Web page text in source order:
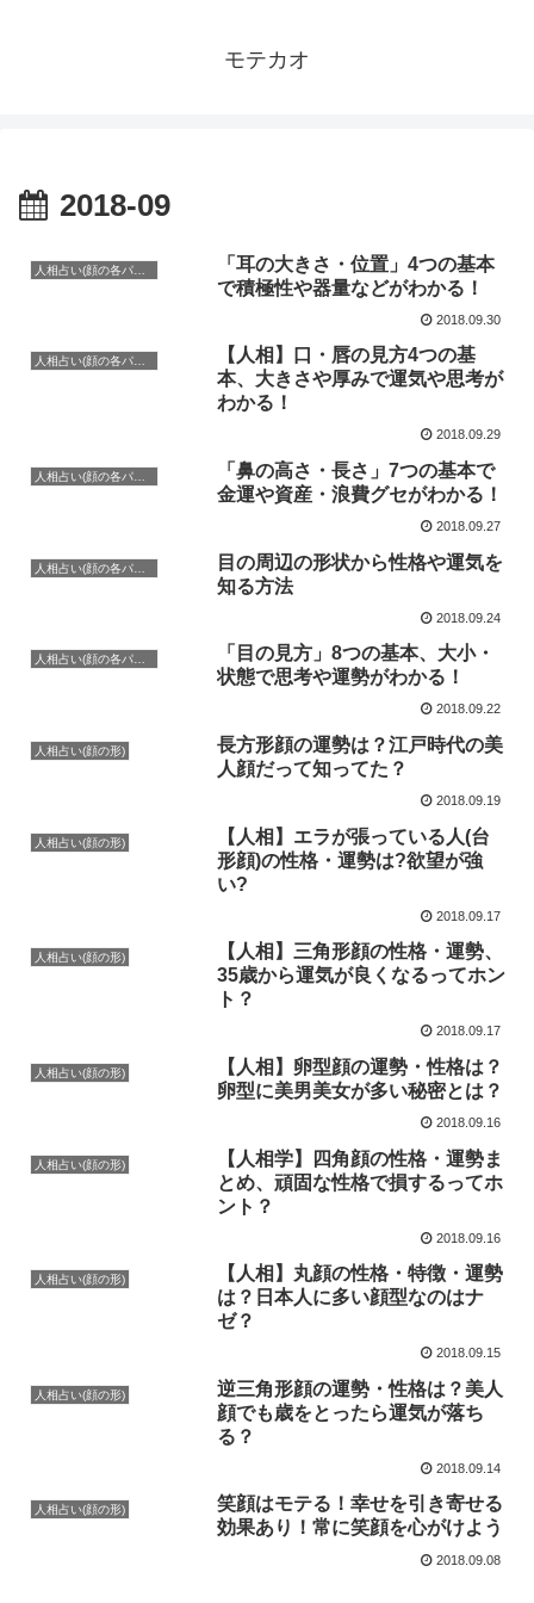
モテカオ
2018-09
「耳の大きさ・位置」4つの基本
で積極性や器量などがわかる！
2018.09.30
人相占い(顔の各パーツ)
【人相】口・唇の見方4つの基
本、大きさや厚みで運気や思考が
わかる！
2018.09.29
「鼻の高さ・長さ」7つの基本で
金運や資産・浪費グセがわかる！
2018.09.27
目の周辺の形状から性格や運気を
知る方法
2018.09.24
人相占い(顔の各パーツ)
「目の見方」8つの基本、大小・
状態で思考や運勢がわかる！
2018.09.22
人相占い(顔の形)
長方形顔の運勢は？江戸時代の美
人顔だって知ってた？
2018.09.19
人相占い(顔の形)
【人相】エラが張っている人(台
形顔)の性格・運勢は?欲望が強
い?
2018.09.17
人相占い(顔の形)
【人相】三角形顔の性格・運勢、
35歳から運気が良くなるってホン
ト？
2018.09.17
人相占い(顔の形)
【人相】卵型顔の運勢・性格は？
卵型に美男美女が多い秘密とは？
2018.09.16
人相占い(顔の形)
【人相学】四角顔の性格・運勢ま
とめ、頑固な性格で損するってホ
ント？
2018.09.16
人相占い(顔の形)
【人相】丸顔の性格・特徴・運勢
は？日本人に多い顔型なのはナ
ゼ？
2018.09.15
人相占い(顔の形)
逆三角形顔の運勢・性格は？美人
顔でも歳をとったら運気が落ち
る？
2018.09.14
人相占い(顔の形)
笑顔はモテる！幸せを引き寄せる
効果あり！常に笑顔を心がけよう
2018.09.08